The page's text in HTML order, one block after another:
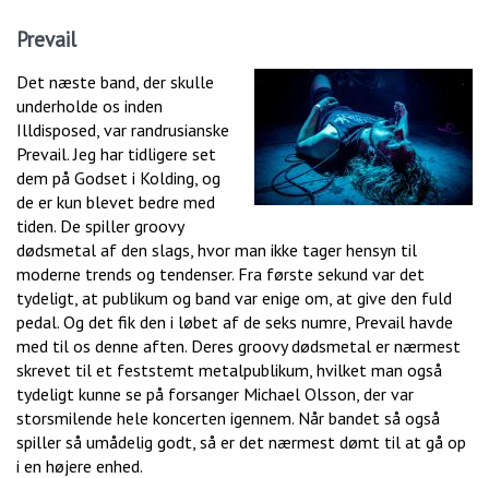
Prevail
Det næste band, der skulle
underholde os inden
Illdisposed, var randrusianske
Prevail. Jeg har tidligere set
dem på Godset i Kolding, og
de er kun blevet bedre med
tiden. De spiller groovy
dødsmetal af den slags, hvor man ikke tager hensyn til
moderne trends og tendenser. Fra første sekund var det
tydeligt, at publikum og band var enige om, at give den fuld
pedal. Og det fik den i løbet af de seks numre, Prevail havde
med til os denne aften. Deres groovy dødsmetal er nærmest
skrevet til et feststemt metalpublikum, hvilket man også
tydeligt kunne se på forsanger Michael Olsson, der var
storsmilende hele koncerten igennem. Når bandet så også
spiller så umådelig godt, så er det nærmest dømt til at gå op
i en højere enhed.